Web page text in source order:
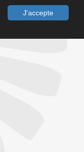
J'accepte